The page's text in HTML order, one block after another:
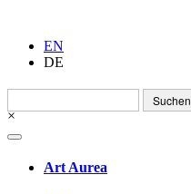
EN
DE
Suchen
nach:
×
Art Aurea